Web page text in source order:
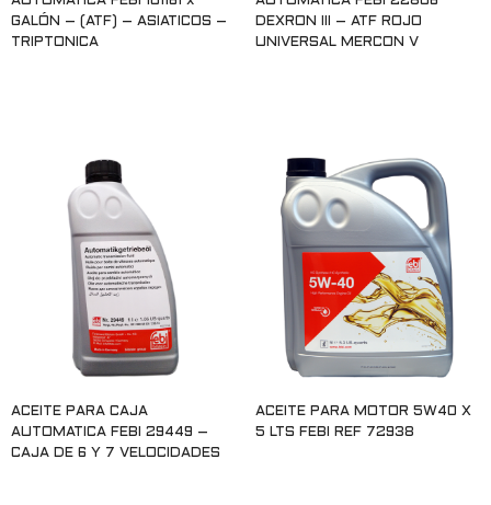
GALÓN – (ATF) – ASIATICOS –
TRIPTONICA
DEXRON III – ATF ROJO
UNIVERSAL MERCON V
ACEITE PARA CAJA
AUTOMATICA FEBI 29449 –
CAJA DE 6 Y 7 VELOCIDADES
ACEITE PARA MOTOR 5W40 X
5 LTS FEBI REF 72938